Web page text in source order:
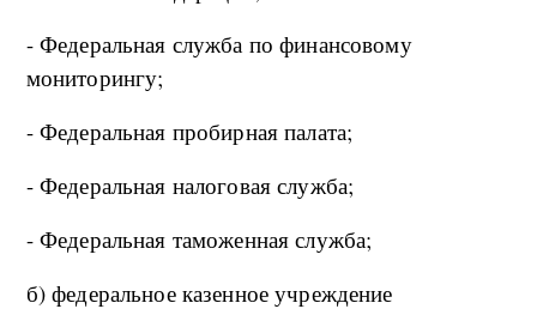
- Федеральная служба по финансовому
мониторингу;
- Федеральная пробирная палата;
- Федеральная налоговая служба;
- Федеральная таможенная служба;
б) федеральное казенное учреждение